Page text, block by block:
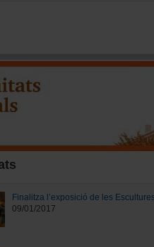
les Ciències
Finalitza l’exposició de les
09/01/2017